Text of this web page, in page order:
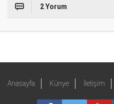
2 Yorum
Anasayfa Künye İletişim